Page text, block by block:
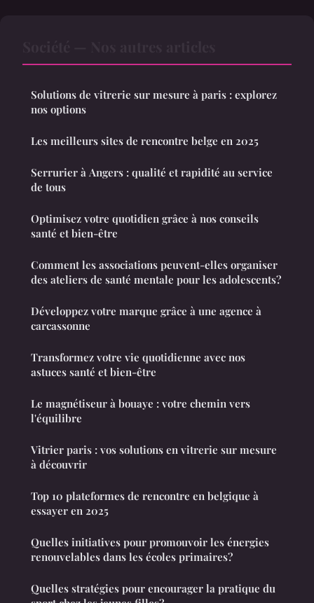
Solutions de vitrerie sur mesure à paris : explorez
nos options
Les meilleurs sites de rencontre belge en 2025
Serrurier à Angers : qualité et rapidité au service
de tous
Optimisez votre quotidien grâce à nos conseils
santé et bien-être
Comment les associations peuvent-elles organiser
des ateliers de santé mentale pour les adolescents?
Développez votre marque grâce à une agence à
carcassonne
Transformez votre vie quotidienne avec nos
astuces santé et bien-être
Le magnétiseur à bouaye : votre chemin vers
l'équilibre
Vitrier paris : vos solutions en vitrerie sur mesure
à découvrir
Top 10 plateformes de rencontre en belgique à
essayer en 2025
Quelles initiatives pour promouvoir les énergies
renouvelables dans les écoles primaires?
Quelles stratégies pour encourager la pratique du